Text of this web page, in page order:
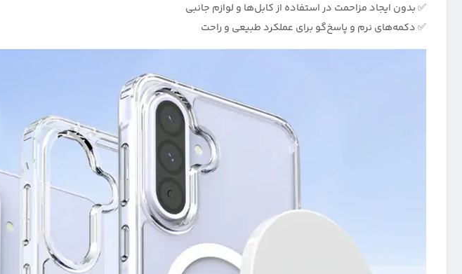
✅ بدون ایجاد مزاحمت در استفاده از کابل‌ها و لوازم جانبی
✅ دکمه‌های نرم و پاسخ‌گو برای عملکرد طبیعی و راحت